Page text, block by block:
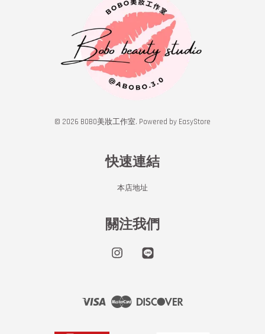
© 2026 BOBO美妝工作室. Powered by EasyStore
快速連結
本店地址
關注我們
Instagram
Visa Master